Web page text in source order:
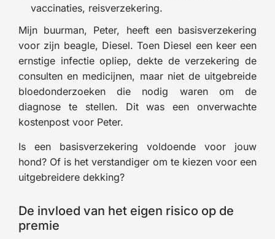
vaccinaties, reisverzekering.
Mijn buurman, Peter, heeft een basisverzekering
voor zijn beagle, Diesel. Toen Diesel een keer een
ernstige infectie opliep, dekte de verzekering de
consulten en medicijnen, maar niet de uitgebreide
bloedonderzoeken die nodig waren om de
diagnose te stellen. Dit was een onverwachte
kostenpost voor Peter.
Is een basisverzekering voldoende voor jouw
hond? Of is het verstandiger om te kiezen voor een
uitgebreidere dekking?
De invloed van het eigen risico op de
premie